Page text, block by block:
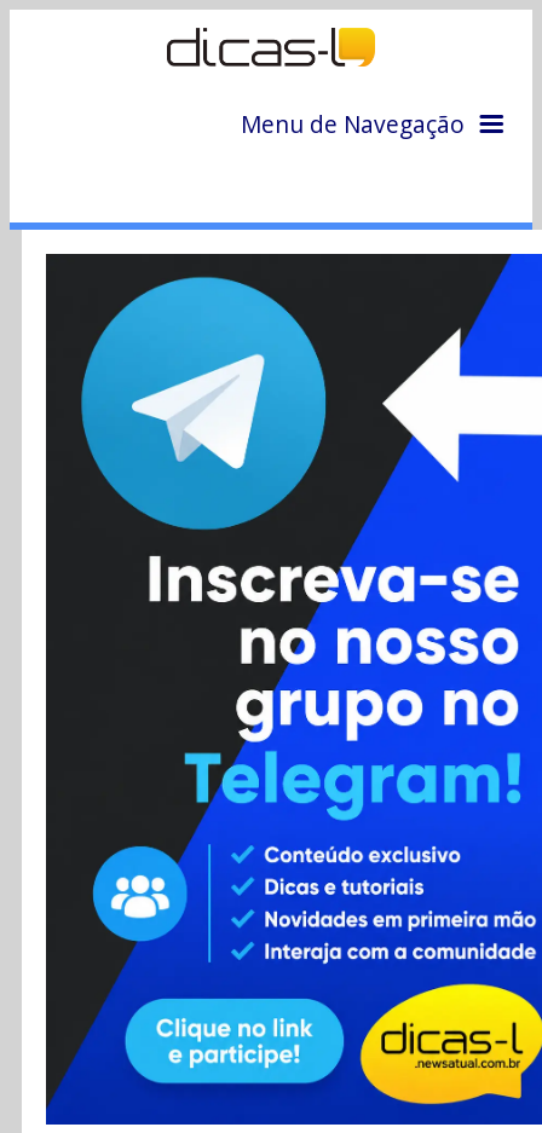
Menu de Navegação
Colunas
Colaboradores
Cursos
Enviar Dica
Contato
RSS